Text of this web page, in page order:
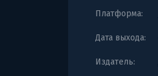
Платформа:
Дата выхода:
Издатель: